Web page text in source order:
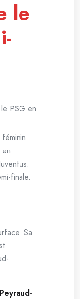
le
finale.
Sa